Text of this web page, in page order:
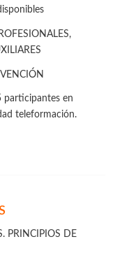
participantes en
teleformación.
PRINCIPIOS DE